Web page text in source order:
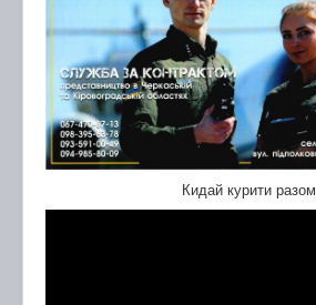
Кидай курити разом